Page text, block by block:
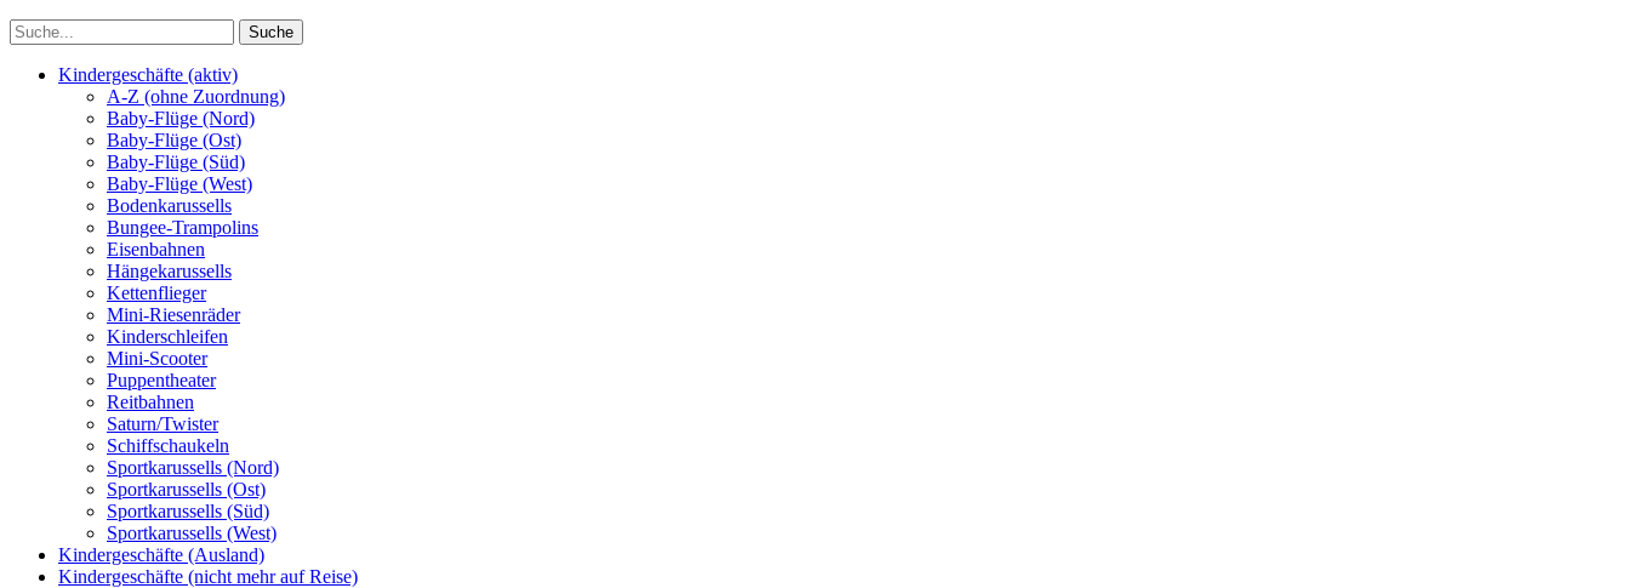
Kindergeschäfte (aktiv)
A-Z (ohne Zuordnung)
Baby-Flüge (Nord)
Baby-Flüge (Ost)
Baby-Flüge (Süd)
Baby-Flüge (West)
Bodenkarussells
Bungee-Trampolins
Eisenbahnen
Hängekarussells
Kettenflieger
Mini-Riesenräder
Kinderschleifen
Mini-Scooter
Puppentheater
Reitbahnen
Saturn/Twister
Schiffschaukeln
Sportkarussells (Nord)
Sportkarussells (Ost)
Sportkarussells (Süd)
Sportkarussells (West)
Kindergeschäfte (Ausland)
Kindergeschäfte (nicht mehr auf Reise)